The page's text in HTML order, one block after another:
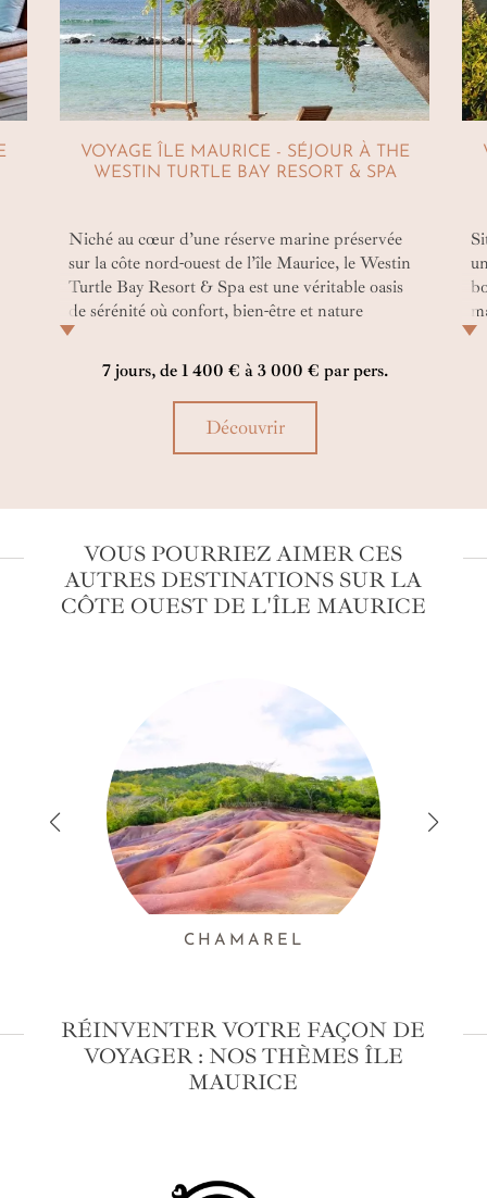
VOYAGE ÎLE MAURICE - SÉJOUR À THE
WESTIN TURTLE BAY RESORT & SPA
Niché au cœur d’une réserve marine préservée
sur la côte nord-ouest de l’île Maurice, le Westin
Turtle Bay Resort & Spa est une véritable oasis
de sérénité où confort, bien-être et nature
s’unissent harmonieusement. Doté de jardins
tropicaux et bordé par les eaux turquoise de
l’océan Indien, cet hôtel 5 étoiles invite à une
parenthèse de détente absolue, entre raffinement
moderne, hospitalité mauricienne et expériences
sensorielles inoubliables.
7 jours, de 1 400 € à 3 000 € par pers.
Découvrir
VOUS POURRIEZ AIMER CES
AUTRES DESTINATIONS SUR LA
CÔTE OUEST DE L'ÎLE MAURICE
CHAMAREL
RÉINVENTER VOTRE FAÇON DE
VOYAGER : NOS THÈMES ÎLE
MAURICE